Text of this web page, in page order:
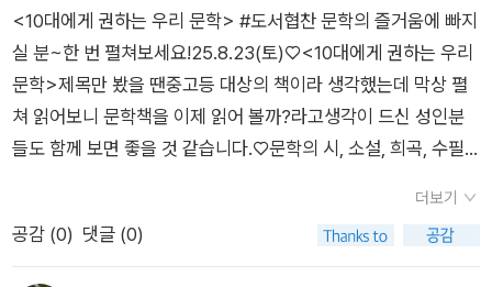
에서 위반된다고 볼 수 있어요!📌이 처럼 이 책에서는 단순히 작
품을 소개하는 내용에서 벗어나 <문학>에 대한 본질을 이야기
하고 있어요.📍문학에 대해 알아보아요.📍한국 시에 관해 알아보
아요.📍한국 소설에 관해 알아보아요.📍희곡,수필,평론에 대해
알아보아요.📍미래의 문학은 어떤 모습일까요?국어 교과서에 나
깊이 있게 작품을 바라보는 시야와 미래의 문학의 모습까지 자세
히 다루고 있어요.'문학은 정신의 영양제이자, 마음의 비타민입니
다.'다양한 문학 작품을 통해 자신의 마음을 이해하고,더 나아가
를 기다리는 시간.정답 몰라도 괜찮아요.문학은 원래, 마음대로
느끼는 거니까요.✨ 너는 지금도 충분히 잘하고 있어, 문학처럼.
도서를 지원해주신 글담출판사에 감사드립니다.#10대에게권하
는우리문학 #오창은 #글담출판 #좋은문학이란 #청소년추천도
서 #사평역
<10대에게 권하는 우리 문학> #도서협찬 문학의 즐거움에 빠지
실 분~한 번 펼쳐보세요!25.8.23(토)♡<10대에게 권하는 우리
문학>제목만 봤을 땐중고등 대상의 책이라 생각했는데 막상 펼
쳐 읽어보니 문학책을 이제 읽어 볼까?라고생각이 드신 성인분
들도 함께 보면 좋을 것 같습니다.♡문학의 시, 소설, 희곡, 수필,
어서 저는 소설을 읽을 때 이런 부분에초점을 두고 읽어 봐야겠다
는 생각이 들었습니다.♡또한 소개되어진 작품 중에도 찾아 보고
더보기
공감 (0) 댓글 (0)